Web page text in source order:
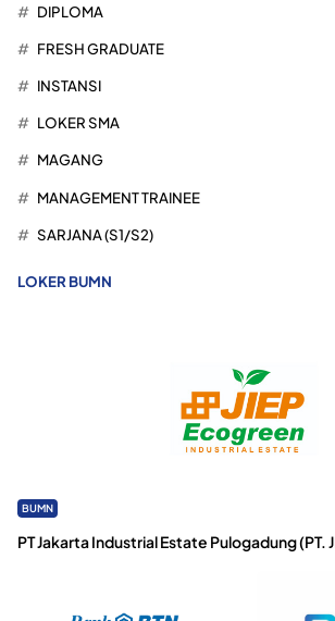
DIPLOMA
FRESH GRADUATE
INSTANSI
LOKER SMA
MAGANG
MANAGEMENT TRAINEE
SARJANA (S1/S2)
LOKER BUMN
BUMN
PT Jakarta Industrial Estate Pulogadung (PT.